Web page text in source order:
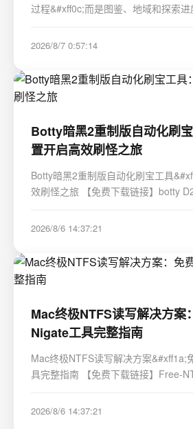
过程&#xff0c;而是图鉴、地域和探索
一份状态&#xff0c;让首页、图鉴、探索
2026/8/7 0:57:14
Botty暗黑2重制版自动化刷
置开启高效刷怪之旅
Botty暗黑2重制版自动化刷宝工具
效刷怪之旅 【免费下载链接】botty D2R
重制版中无尽的重复刷怪感到疲惫吗
2026/8/6 14:37:21
Mac终极NTFS读写解决方案
Nigate工具完整指南
Mac终极NTFS读写解决方案&#xff1a;
具完整指南 【免费下载链接】Free-
all Mac models (Intel and Apple
read-write access, mounting, and
2026/8/6 14:37:21